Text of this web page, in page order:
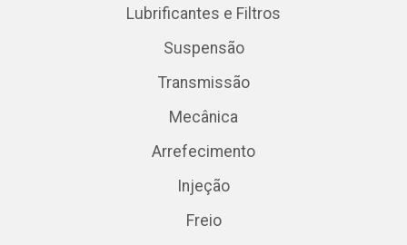
Lubrificantes e Filtros
Suspensão
Transmissão
Mecânica
Arrefecimento
Injeção
Freio